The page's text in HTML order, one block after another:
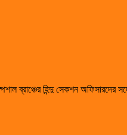
ব্রাঞ্চের হিন্দু সেকশন অফিসারদের